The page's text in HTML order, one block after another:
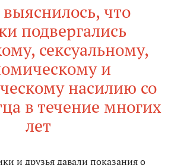
что
подвергались
сексуальному,
и
насилию со
в течение многих
лет
и друзья давали показания о